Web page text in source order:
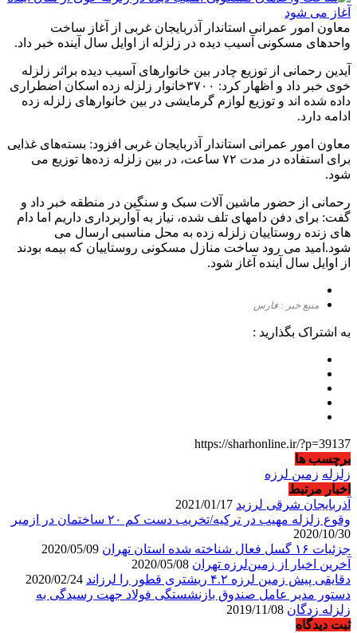
معاون امور عمرانی استاندار آذربایجان غربی از آغاز ساخت
واحدهای مسکونی آسیب دیده در زلزله از اوایل سال آینده خبر داد.
آیدین رحمانی از توزیع چادر بین خانوارهای آسیب دیده براثر زلزله
خوی خبر داد و اظهار کرد: ۳۷۰۰خانوار زلزله زده اسکان اضطراری
داده شده اند و توزیع لوازم گرمایشی در بین خانوارهای زلزله زده
ادامه دارد.
معاون امور عمرانی استاندار آذربایجان غربی افزود: بسته‌های غذایی
برای استفاده در مدت ۷۲ ساعت، در بین زلزله زده‌ها توزیع می
شود.
رحمانی از حضور ماشین آلات سبک و سنگین در منطقه خبر داد و
گفت: برای دفن دامهای تلف شده، نیاز به آواربرداری داریم اما دام
های زنده روستاییان زلزله زده به محل مناسبی ارسال می
شود.امید می رود ساخت منازل مسکونی روستاییان که بیمه بودند
از اوایل سال آینده آغاز شود.
منبع خبر : فارس
به اشتراک بگذارید :
https://sharhonline.ir/?p=39137
برچسب ها
زلزله زمین لرزه
اخبار مرتبط
آذربایجان شرقی لرزید
وقوع زلزله مهیب در ترکیه/تخریب دست کم ۲۰ ساختمان در ازمیر
2020/10/30
جزئیات ۱۶ گسل فعال شناخته شده استان تهران
آخرین اخبار از زمین‌لرزه تهران
دقایقی پیش زمین لرزه ۴.۲ ریشتری قطور را لرزاند
دستور مدیر عامل صندوق بازنشستگی فولاد جهت رسیدگی به
زلزله زدگان
ثبت دیدگاه